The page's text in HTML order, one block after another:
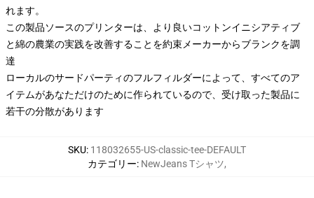
れます。
この製品ソースのプリンターは、より良いコットンイニシアティブ
と綿の農業の実践を改善することを約束メーカーからブランクを調
達
ローカルのサードパーティのフルフィルダーによって、すべてのア
イテムがあなただけのために作られているので、受け取った製品に
若干の分散があります
SKU: 118032655-US-classic-tee-DEFAULT
カテゴリー: NewJeans Tシャツ,